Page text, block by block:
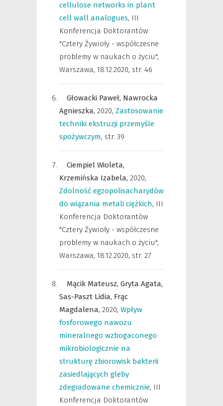
cellulose networks in plant
cell wall analogues, III
Konferencja Doktorantów
"Cztery Żywioły - współczesne
problemy w naukach o życiu",
Warszawa, 18.12.2020, str. 46
Głowacki Paweł, Nawrocka
Agnieszka, 2020, Zastosowanie
techniki ekstruzji przemyśle
spożywczym, str. 39
Ciempiel Wioleta,
Krzemińska Izabela, 2020,
Zdolność egzopolisacharydów
do wiązania metali ciężkich, III
Konferencja Doktorantów
"Cztery Żywioły - współczesne
problemy w naukach o życiu",
Warszawa, 18.12.2020, str. 27
Mącik Mateusz, Gryta Agata,
Sas-Paszt Lidia, Frąc
Magdalena, 2020, Wpływ
fosforowego nawozu
mineralnego wzbogaconego
mikrobiologicznie na
strukturę zbiorowisk bakterii
zasiedlających gleby
zdegradowane chemicznie, III
Konferencja Doktorantów